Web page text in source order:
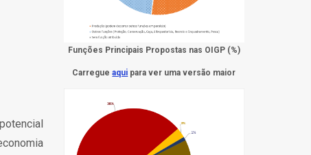
Funções Principais Propostas nas OIGP (%)
Carregueaqui para ver uma versão maior